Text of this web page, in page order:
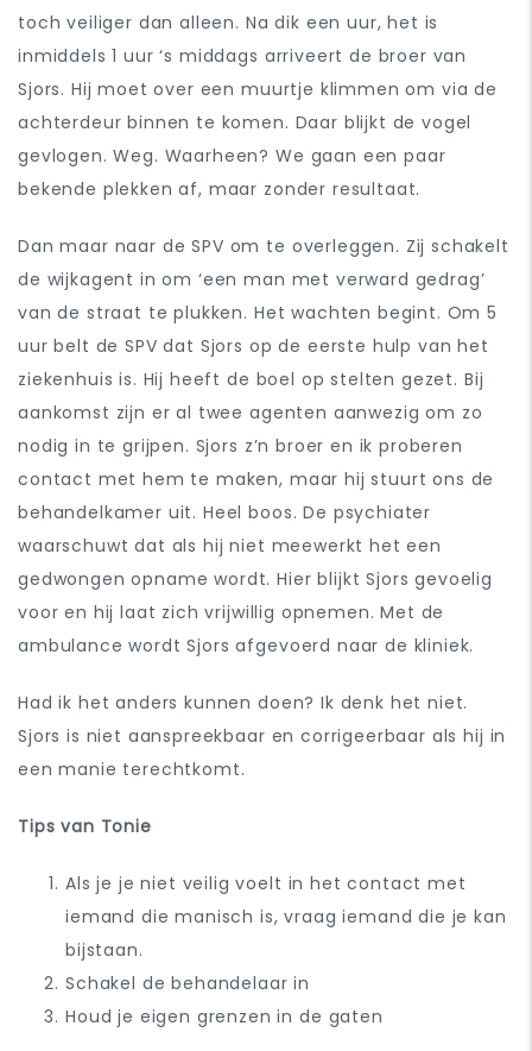
toch veiliger dan alleen. Na dik een uur, het is
inmiddels 1 uur ‘s middags arriveert de broer van
Sjors. Hij moet over een muurtje klimmen om via de
achterdeur binnen te komen. Daar blijkt de vogel
gevlogen. Weg. Waarheen? We gaan een paar
bekende plekken af, maar zonder resultaat.
Dan maar naar de SPV om te overleggen. Zij schakelt
de wijkagent in om ‘een man met verward gedrag’
van de straat te plukken. Het wachten begint. Om 5
uur belt de SPV dat Sjors op de eerste hulp van het
ziekenhuis is. Hij heeft de boel op stelten gezet. Bij
aankomst zijn er al twee agenten aanwezig om zo
nodig in te grijpen. Sjors z’n broer en ik proberen
contact met hem te maken, maar hij stuurt ons de
behandelkamer uit. Heel boos. De psychiater
waarschuwt dat als hij niet meewerkt het een
gedwongen opname wordt. Hier blijkt Sjors gevoelig
voor en hij laat zich vrijwillig opnemen. Met de
ambulance wordt Sjors afgevoerd naar de kliniek.
Had ik het anders kunnen doen? Ik denk het niet.
Sjors is niet aanspreekbaar en corrigeerbaar als hij in
een manie terechtkomt.
Tips van Tonie
Als je je niet veilig voelt in het contact met
iemand die manisch is, vraag iemand die je kan
bijstaan.
Schakel de behandelaar in
Houd je eigen grenzen in de gaten